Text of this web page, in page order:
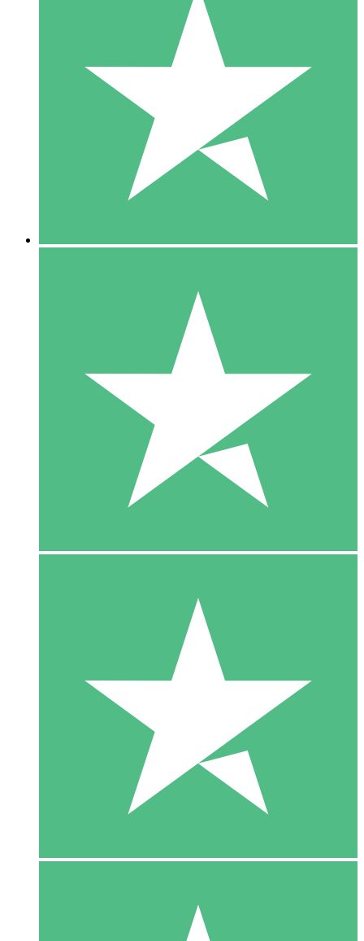
Individuele Creditpakketten
Betaal per gebruik met downloadtegoeden. Geen maandelijkse
1000
10 Downloaden
20 00